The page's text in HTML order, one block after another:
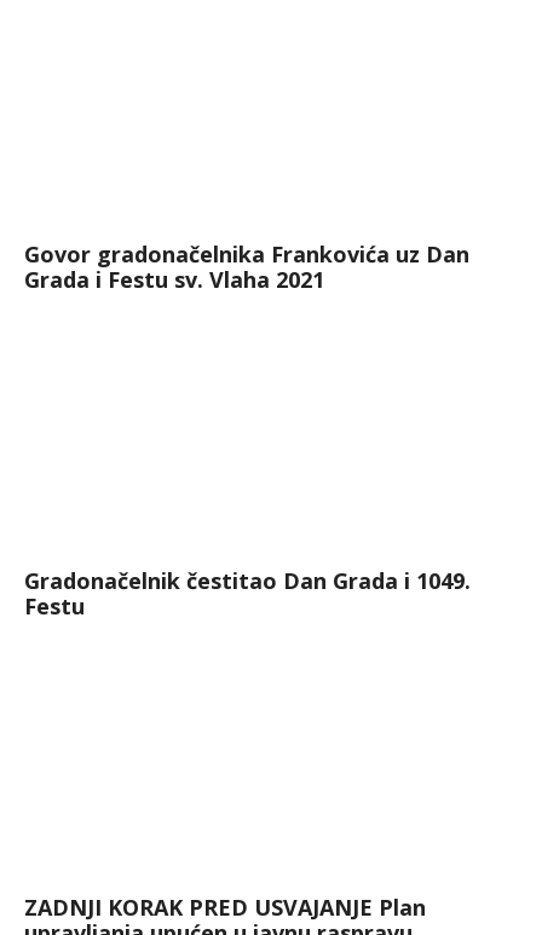
Govor gradonačelnika Frankovića uz Dan
Grada i Festu sv. Vlaha 2021
Gradonačelnik čestitao Dan Grada i 1049.
Festu
ZADNJI KORAK PRED USVAJANJE Plan